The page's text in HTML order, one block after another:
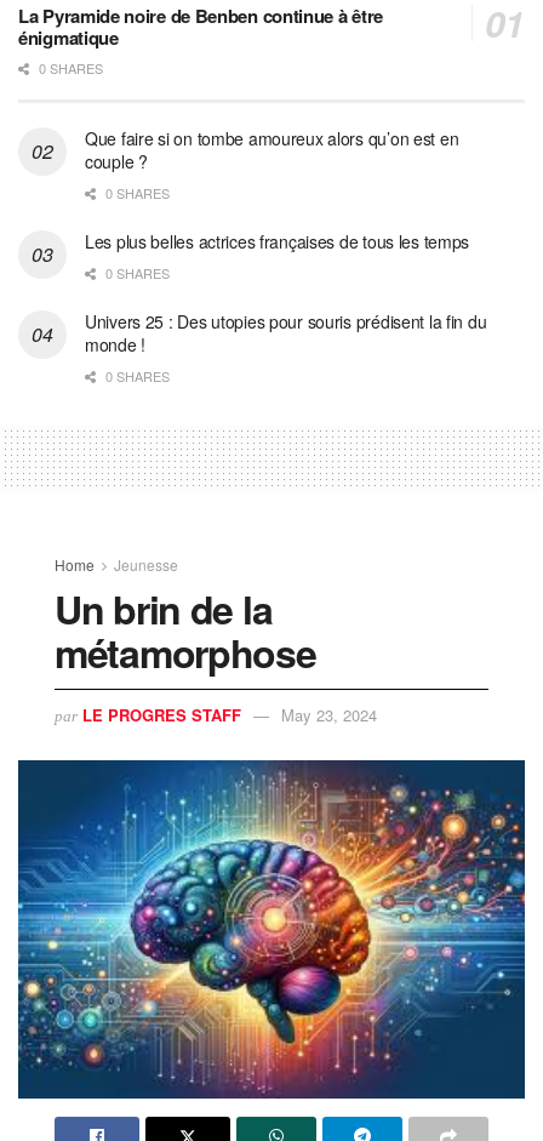
La Pyramide noire de Benben continue à être
énigmatique
0 SHARES
Que faire si on tombe amoureux alors qu’on est en
couple ?
0 SHARES
Les plus belles actrices françaises de tous les temps
0 SHARES
Univers 25 : Des utopies pour souris prédisent la fin du
monde !
0 SHARES
Home Jeunesse
Un brin de la
métamorphose
par LE PROGRES STAFF May 23, 2024